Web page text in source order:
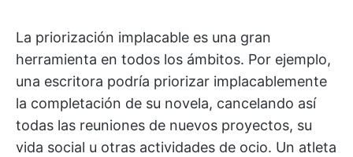
La priorización implacable es una gran
herramienta en todos los ámbitos. Por ejemplo,
una escritora podría priorizar implacablemente
la completación de su novela, cancelando así
todas las reuniones de nuevos proyectos, su
vida social u otras actividades de ocio. Un atleta